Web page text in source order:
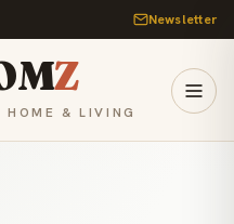
Newsletter
Z
HOME & LIVING